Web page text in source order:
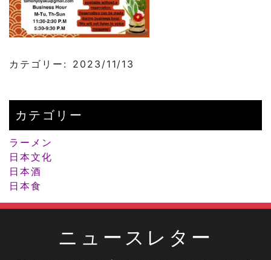
カテゴリー: 2023/11/13
カテゴリー
ラーメン
日本文化
日本酒
日本食
ニュースレター